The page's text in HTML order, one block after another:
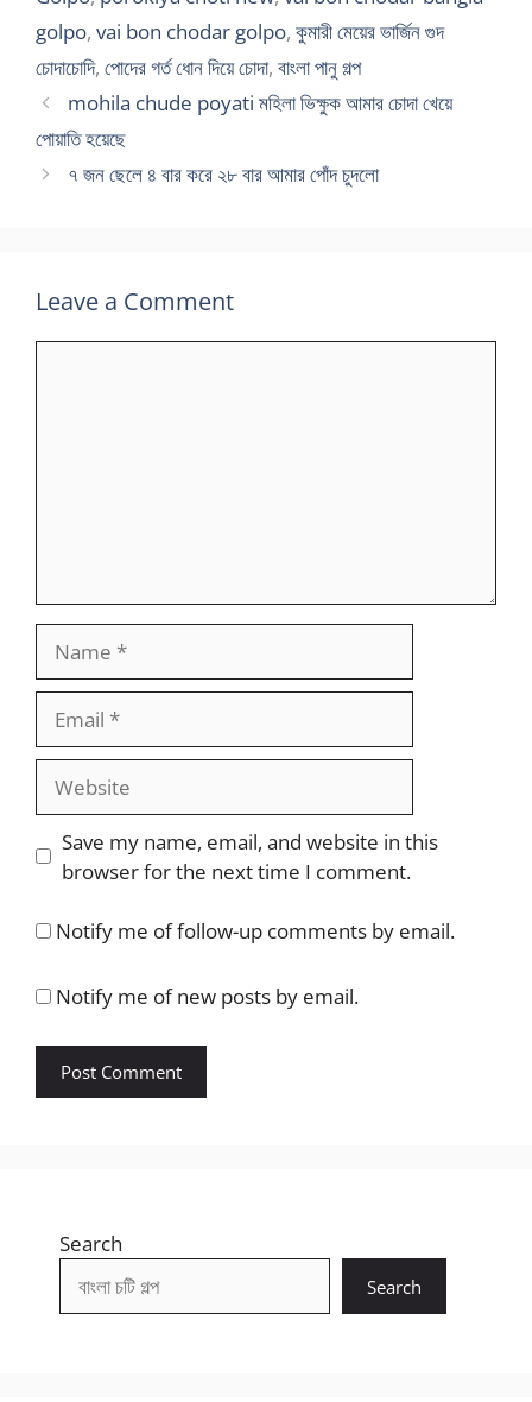
golpo, vai bon chodar golpo, কুমারী মেয়ের ভার্জিন গুদ
চোদাচোদি, পোদের গর্ত ধোন দিয়ে চোদা, বাংলা পানু গল্প
mohila chude poyati মহিলা ভিক্ষুক আমার চোদা খেয়ে
পোয়াতি হয়েছে
৭ জন ছেলে ৪ বার করে ২৮ বার আমার পোঁদ চুদলো
Leave a Comment
Website
Save my name, email, and website in this
browser for the next time I comment.
Notify me of follow-up comments by email.
Notify me of new posts by email.
Search
Search